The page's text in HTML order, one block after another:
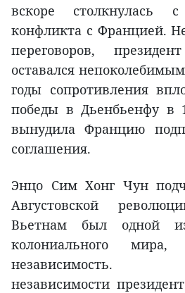
вскоре столкнулась с
конфликта с Францией.
переговоров,
оставался
годы сопротивления
победы в Дьенбьенфу в
вынудила Францию
соглашения.
Энцо Сим Хонг Чун
Августовской
Вьетнам был одной
колониального мира,
независимость.
независимости